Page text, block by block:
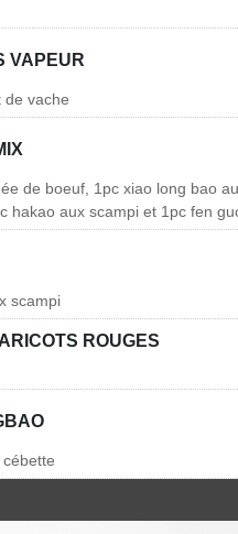
VAPEUR
de vache
de boeuf, 1pc xiao long bao
hakao aux scampi et 1pc fen
scampi
ROUGES